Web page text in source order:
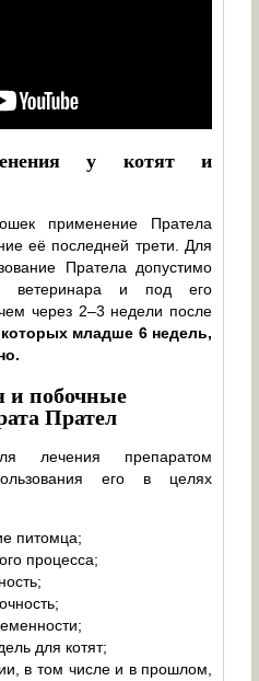
у котят и
применение Пратела
её последней трети. Для
Пратела допустимо
ветеринара и под его
через 2–3 недели после
которых младше 6 недель,
и побочные
Прател
лечения препаратом
его в целях
питомца;
процесса;
для котят;
в том числе и в прошлом,